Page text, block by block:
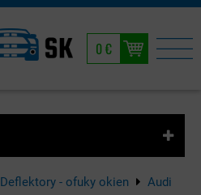
0 €
Deflektory - ofuky okien Audi